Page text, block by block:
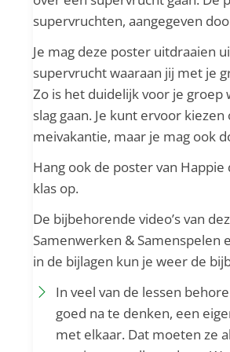
supervruchten, aangegeven
Je mag deze poster uitdraaien
supervrucht waaraan jij met je
Zo is het duidelijk voor je
slag gaan. Je kunt ervoor
meivakantie, maar je mag ook
Hang ook de poster van
klas op.
De bijbehorende video’s van
Samenwerken & Samenspelen
in de bijlagen kun je weer de
In veel van de lessen
goed na te denken, een
met elkaar. Dat moeten ze